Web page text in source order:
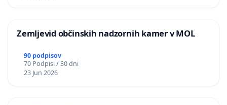
Zemljevid občinskih nadzornih kamer v MOL
90 podpisov
70 Podpisi / 30 dni
23 Jun 2026